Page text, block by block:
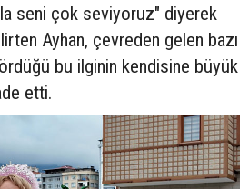
seni çok seviyoruz" diyerek
Ayhan, çevreden gelen bazı
bu ilginin kendisine büyük
etti.